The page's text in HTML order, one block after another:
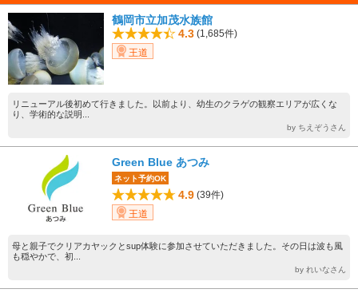
鶴岡市立加茂水族館
4.3 (1,685件)
王道
リニューアル後初めて行きました。以前より、幼生のクラゲの観察エリアが広くな
り、学術的な説明...
by ちえぞうさん
Green Blue あつみ
ネット予約OK
4.9 (39件)
王道
母と親子でクリアカヤックとsup体験に参加させていただきました。その日は波も風
も穏やかで、初...
by れいなさん